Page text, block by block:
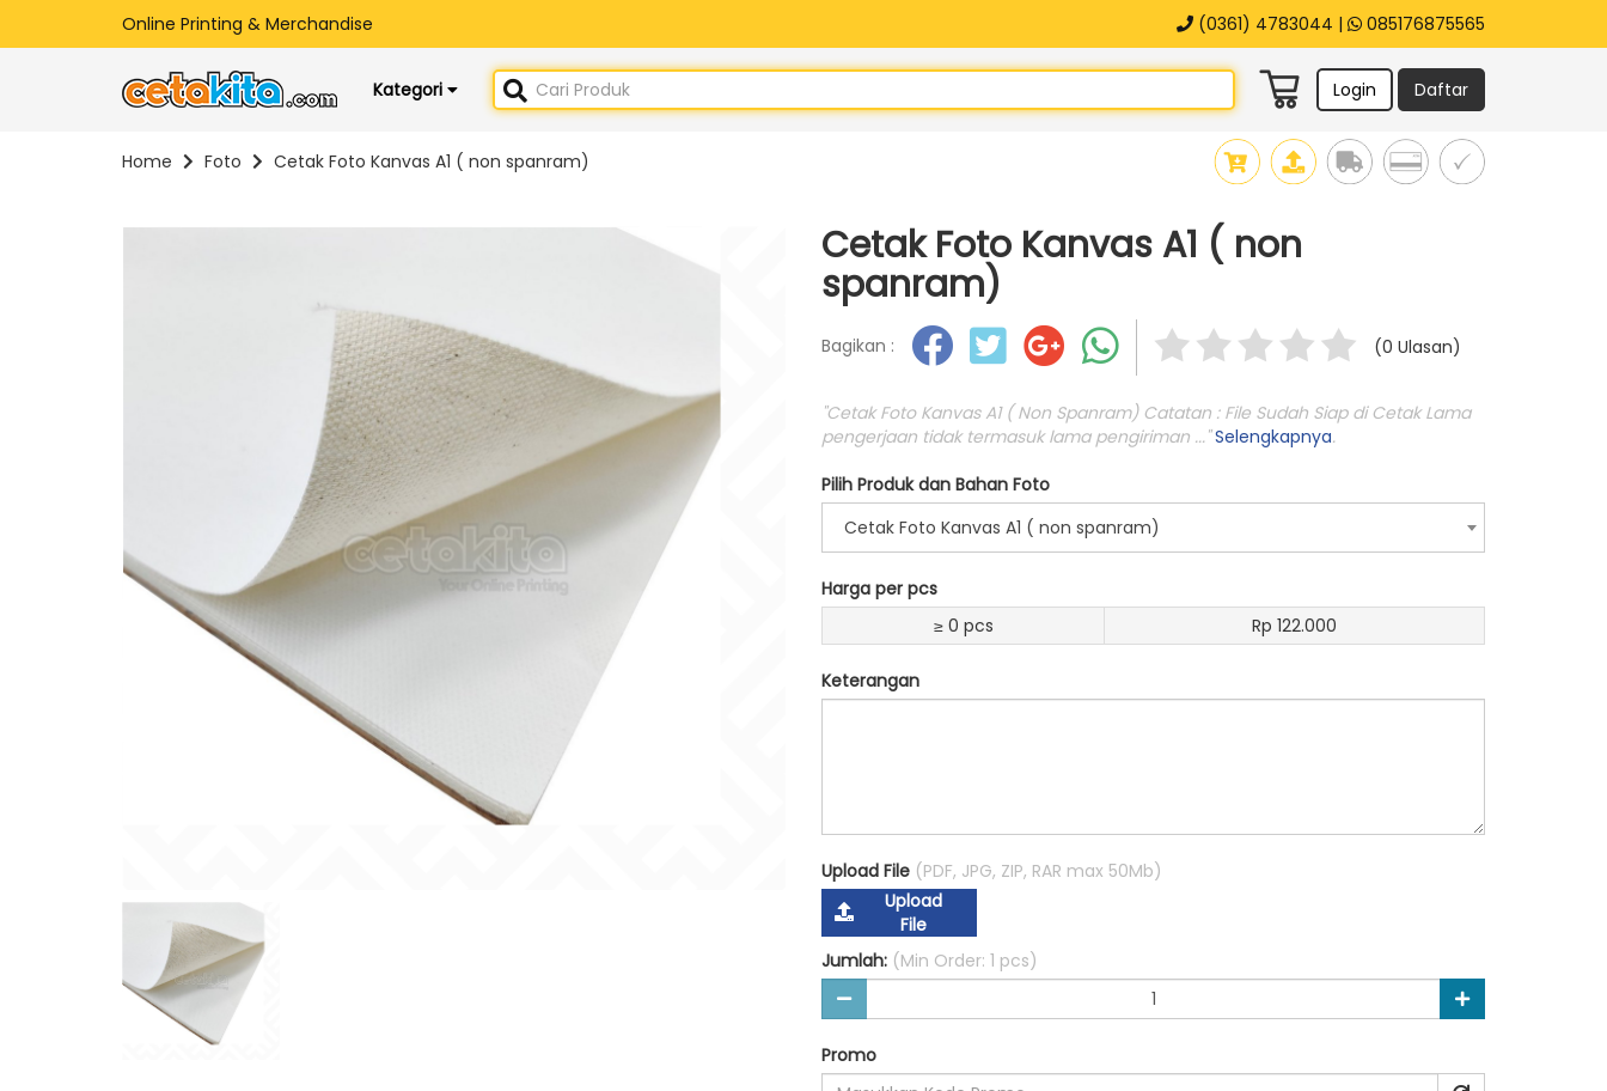
Online Printing & Merchandise (0361) 4783044 | 085176875565
Kategori Login Daftar
Home Foto Cetak Foto Kanvas A1 ( non spanram)
Cetak Foto Kanvas A1 ( non
spanram)
Bagikan : (0 Ulasan)
"Cetak Foto Kanvas A1 ( Non Spanram) Catatan : File Sudah Siap di Cetak Lama
pengerjaan tidak termasuk lama pengiriman ..."Selengkapnya.
Pilih Produk dan Bahan Foto
Cetak Foto Kanvas A1 ( non spanram)
Harga per pcs
≥ 0 pcs
Rp 122.000
Keterangan
Upload File (PDF, JPG, ZIP, RAR max 50Mb)
Upload
File
Jumlah: (Min Order: 1 pcs)
Promo